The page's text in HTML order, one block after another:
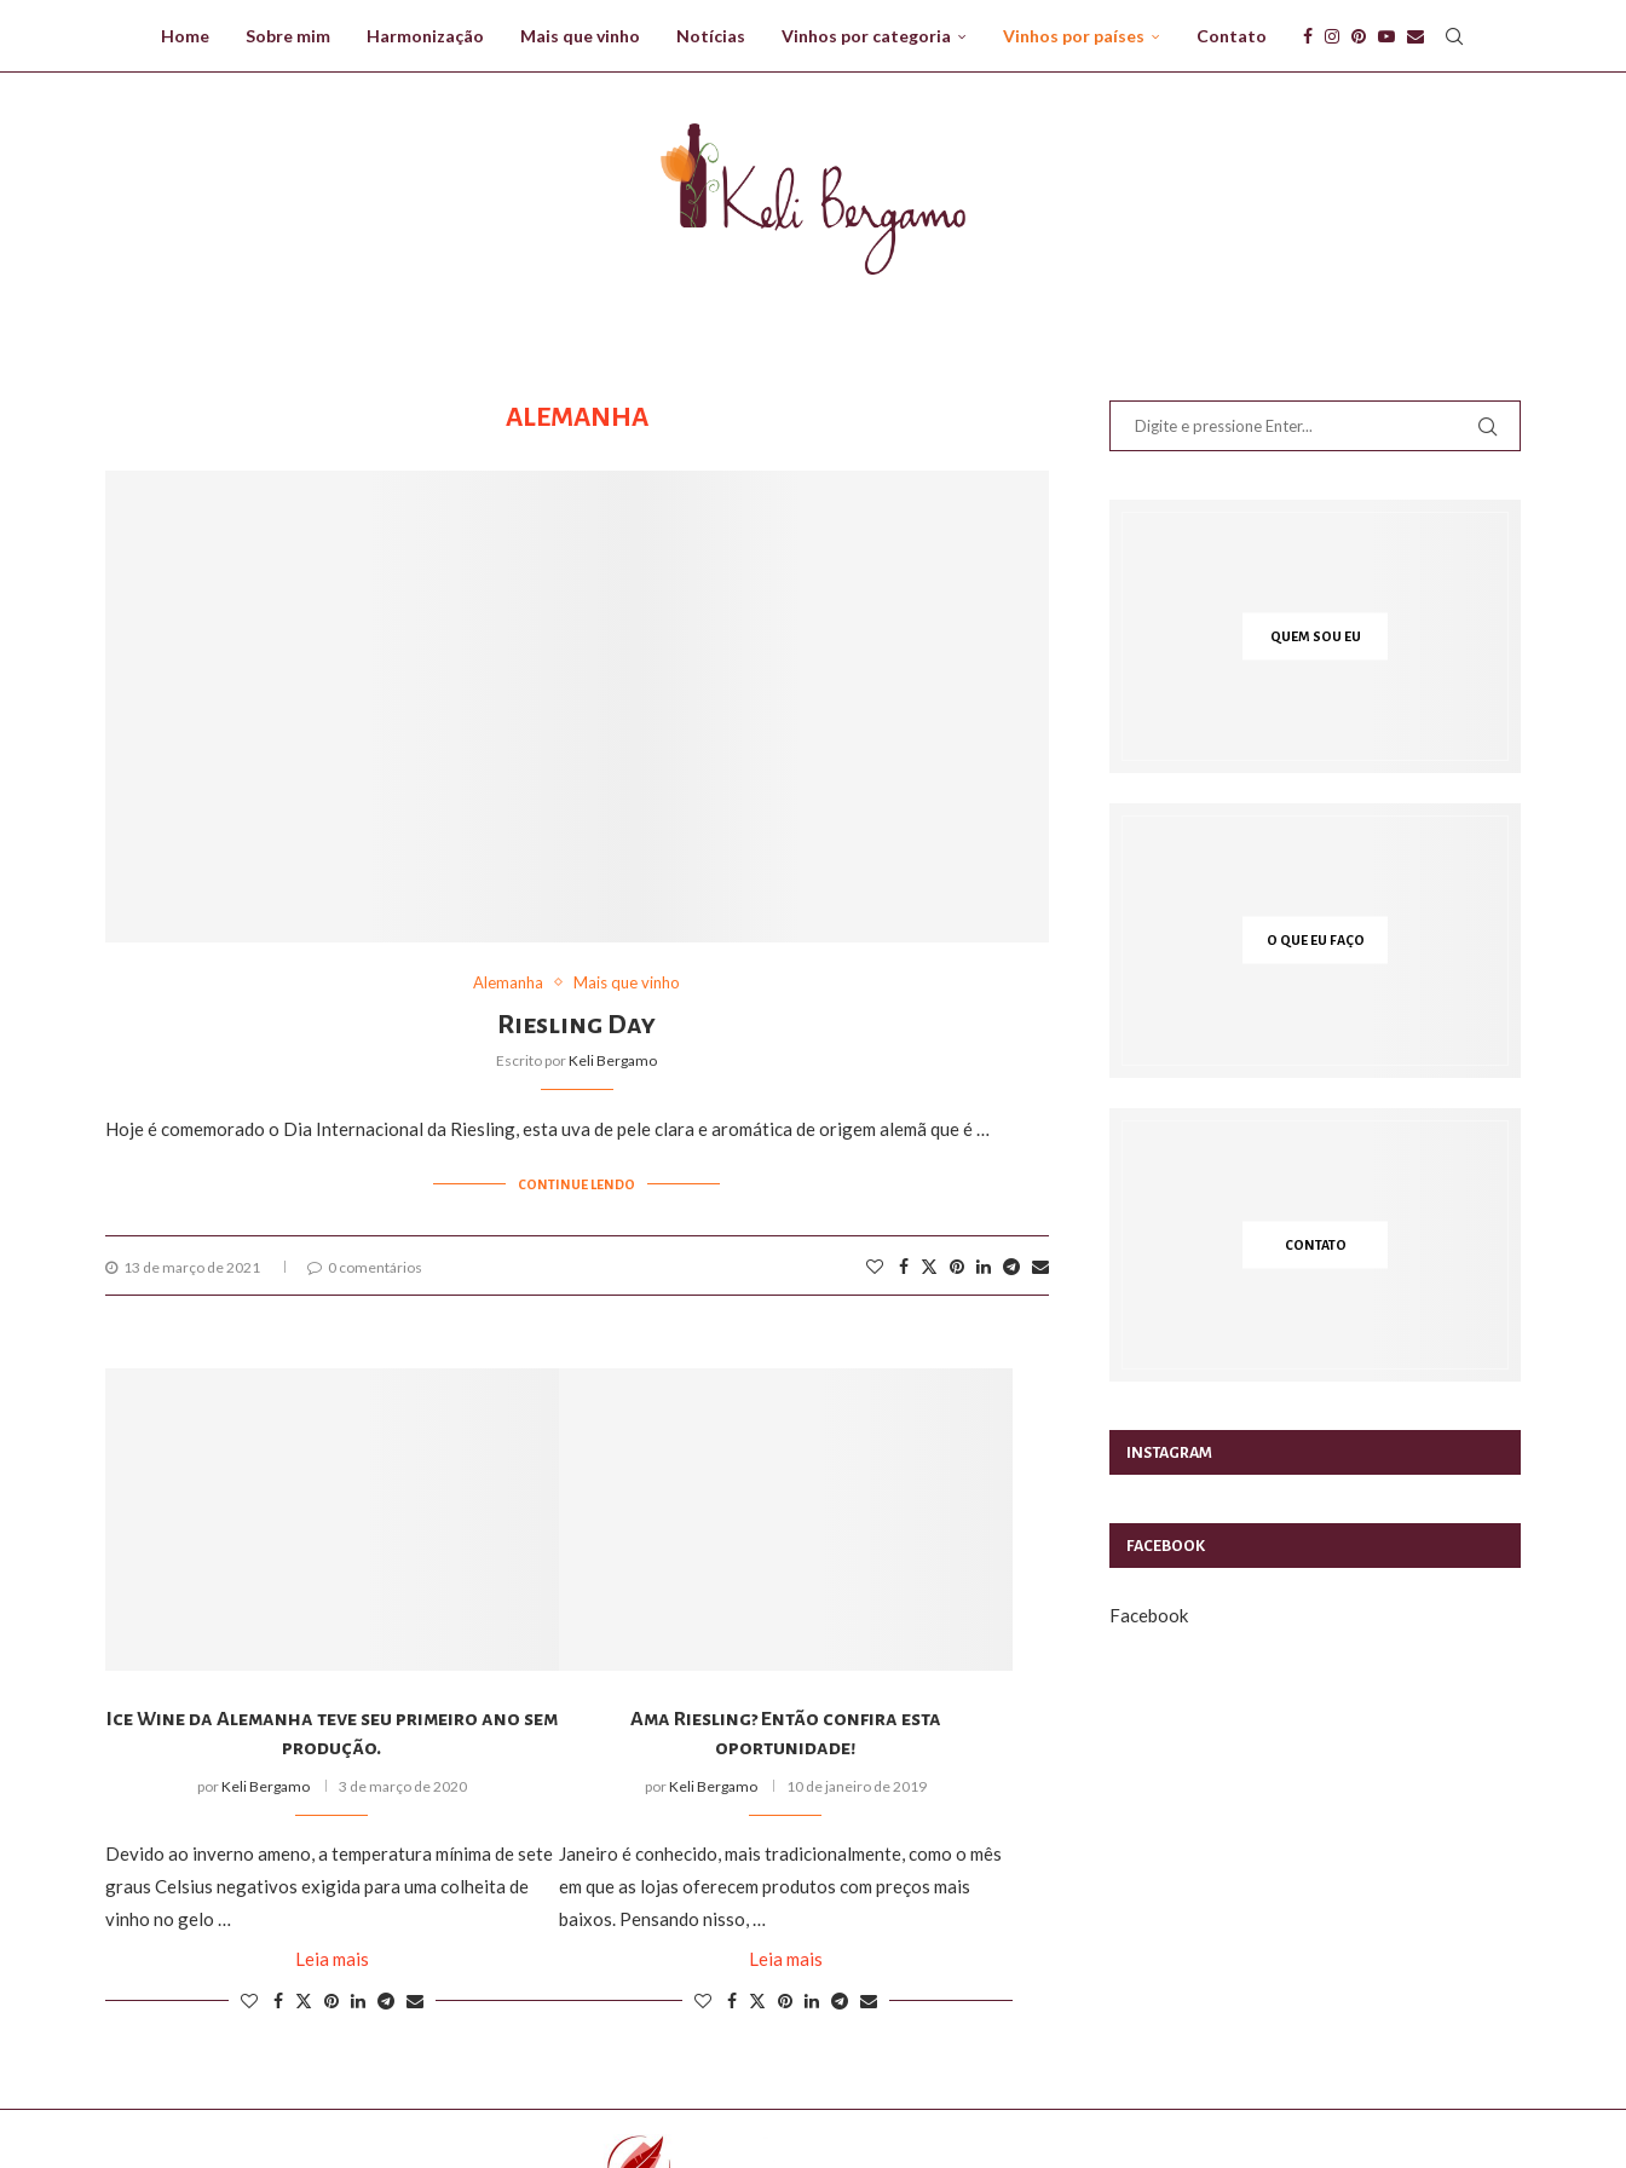
Home Sobre mim Harmonização Mais que vinho Notícias Vinhos por categoria Vinhos por países Contato
ALEMANHA
Alemanha Mais que vinho
Riesling Day
Escrito porKeli Bergamo
Hoje é comemorado o Dia Internacional da Riesling, esta uva de pele clara e aromática de origem alemã que é …
CONTINUE LENDO
13 de março de 2021 0 comentários
Ice Wine da Alemanha teve seu primeiro ano sem
produção.
porKeli Bergamo 3 de março de 2020
Devido ao inverno ameno, a temperatura mínima de sete
graus Celsius negativos exigida para uma colheita de
vinho no gelo …
Leia mais
Ama Riesling? Então confira esta
oportunidade!
porKeli Bergamo 10 de janeiro de 2019
Janeiro é conhecido, mais tradicionalmente, como o mês
em que as lojas oferecem produtos com preços mais
baixos. Pensando nisso, …
Leia mais
QUEM SOU EU
O QUE EU FAÇO
CONTATO
INSTAGRAM
FACEBOOK
Facebook